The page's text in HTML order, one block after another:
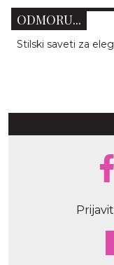
ODMORU...
Stilski saveti za